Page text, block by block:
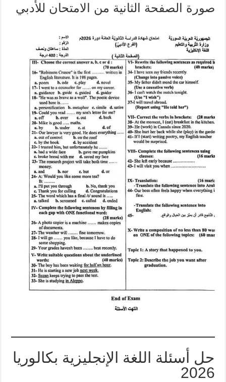
صورة الصفحة الثانية من الامتحان للأدبي
حل أسئلة اللغة الإنجليزية بكالوريا
2026